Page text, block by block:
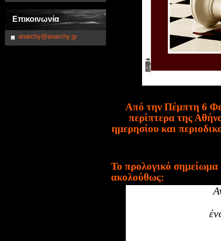
Επικοινωνία
anarchy@anarchy.gr
Από την Πέμπτη 6
περίπτερα της
ημερησίου και
Το προλογικό σημείωμα
ακολούθως: